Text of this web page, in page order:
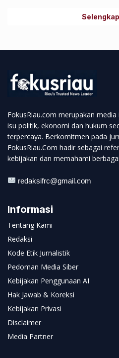
FokusRiau.com merupakan
isu politik, ekonomi dan hukum
terpercaya. Berkomitmen pada
FokusRiau.Com hadir sebagai
kebijakan dan memahami
redaksifrc@gmail.com
Informasi
Tentang Kami
Redaksi
Kode Etik Jurnalistik
Pedoman Media Siber
Kebijakan Penggunaan AI
Hak Jawab & Koreksi
Kebijakan Privasi
Disclaimer
Media Partner